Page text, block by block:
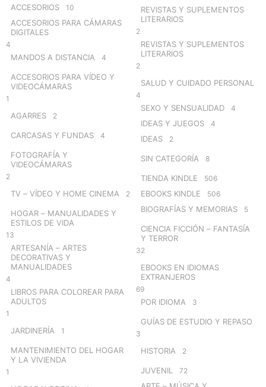
ACCESORIOS 10
ACCESORIOS PARA CÁMARAS
DIGITALES
4
MANDOS A DISTANCIA 4
ACCESORIOS PARA VÍDEO Y
VIDEOCÁMARAS
1
AGARRES 2
CARCASAS Y FUNDAS 4
FOTOGRAFÍA Y
VIDEOCÁMARAS
2
TV – VÍDEO Y HOME CINEMA 2
HOGAR – MANUALIDADES Y
ESTILOS DE VIDA
13
ARTESANÍA – ARTES
DECORATIVAS Y
MANUALIDADES
4
LIBROS PARA COLOREAR PARA
ADULTOS
1
JARDINERÍA 1
MANTENIMIENTO DEL HOGAR
Y LA VIVIENDA
1
REVISTAS Y SUPLEMENTOS
LITERARIOS
2
REVISTAS Y SUPLEMENTOS
LITERARIOS
2
SALUD Y CUIDADO PERSONAL
4
SEXO Y SENSUALIDAD 4
IDEAS Y JUEGOS 4
IDEAS 2
SIN CATEGORÍA 8
TIENDA KINDLE 506
EBOOKS KINDLE 506
BIOGRAFÍAS Y MEMORIAS 5
CIENCIA FICCIÓN – FANTASÍA
Y TERROR
32
EBOOKS EN IDIOMAS
EXTRANJEROS
69
POR IDIOMA 3
GUÍAS DE ESTUDIO Y REPASO
3
HISTORIA 2
JUVENIL 72